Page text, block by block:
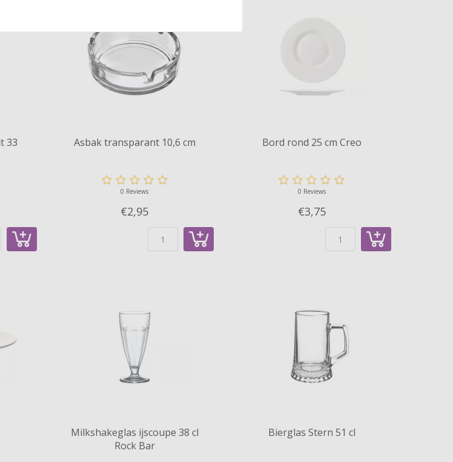
33
Asbak transparant 10,6 cm
0 Reviews
€2,95
Bord rond 25 cm Creo
0 Reviews
€3,75
Milkshakeglas ijscoupe 38 cl
Rock Bar
Bierglas Stern 51 cl